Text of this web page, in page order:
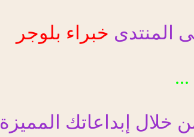
المنتدى خبراء بلوجر
...
خلال إبداعاتك المميزة